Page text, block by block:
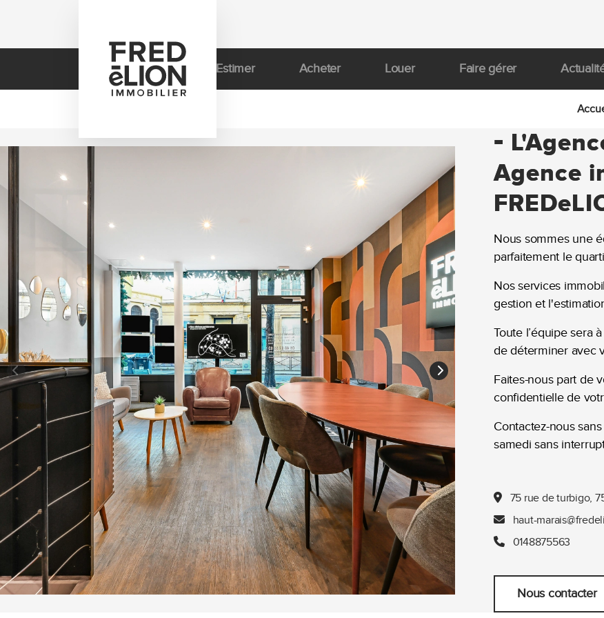
Estimer Acheter Louer Faire gérer
-
Agence
Nous sommes une
parfaitement le
Nos services
gestion et
Toute l’équipe sera
de déterminer avec
Faites-nous part de
confidentielle de
Contactez-nous
samedi sans
75 rue de turbigo,
haut-
0148875563
Nous contacter